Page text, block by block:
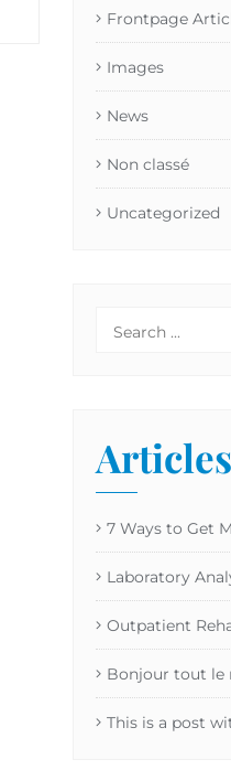
Frontpage
Images
News
Non classé
Uncategorized
7 Ways to Get
Laboratory
Outpatient
Bonjour tout le
This is a post